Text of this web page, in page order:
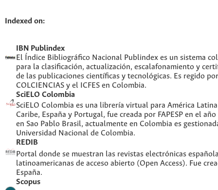
Indexed on:
IBN Publindex
El Índice Bibliográfico Nacional Publindex es un sistema
para la clasificación, actualización, escalafonamiento y
de las publicaciones científicas y tecnológicas. Es regido por
COLCIENCIAS y el ICFES en Colombia.
SciELO Colombia
SciELO Colombia es una librería virtual para América
Caribe, España y Portugal, fue creada por FAPESP en el
en Sao Pablo Brasil, actualmente en Colombia es
Universidad Nacional de Colombia.
REDIB
Portal donde se muestran las revistas electrónicas
latinoamericanas de acceso abierto (Open Access). Fue
España.
Scopus